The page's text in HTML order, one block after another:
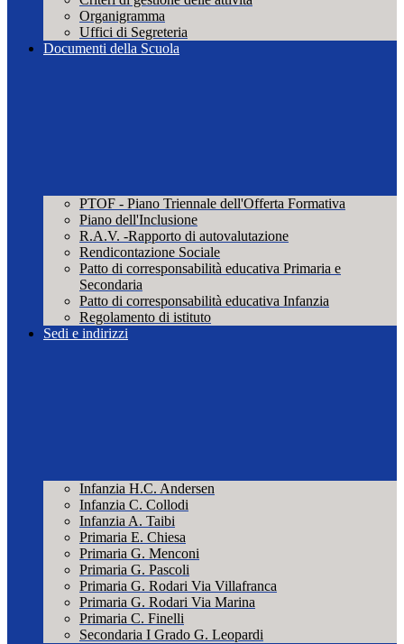
Organigramma
Uffici di Segreteria
Documenti della Scuola
PTOF - Piano Triennale dell'Offerta Formativa
Piano dell'Inclusione
R.A.V. -Rapporto di autovalutazione
Rendicontazione Sociale
Patto di corresponsabilità educativa Primaria e
Secondaria
Patto di corresponsabilità educativa Infanzia
Regolamento di istituto
Sedi e indirizzi
Infanzia H.C. Andersen
Infanzia C. Collodi
Infanzia A. Taibi
Primaria E. Chiesa
Primaria G. Menconi
Primaria G. Pascoli
Primaria G. Rodari Via Villafranca
Primaria G. Rodari Via Marina
Primaria C. Finelli
Secondaria I Grado G. Leopardi